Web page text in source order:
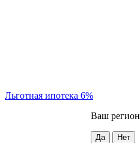
Льготная ипотека 6%
Ваш регион